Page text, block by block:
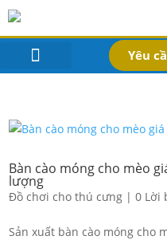
Yêu
Bàn cào móng cho mèo
lượng
Đồ chơi cho thú cưng |0 Lời
Sản xuất bàn cào móng cho